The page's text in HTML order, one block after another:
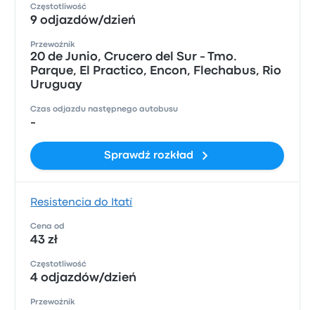
Częstotliwość
9 odjazdów/dzień
Przewoźnik
20 de Junio, Crucero del Sur - Tmo.
Parque, El Practico, Encon, Flechabus, Rio
Uruguay
Czas odjazdu następnego autobusu
-
Sprawdź rozkład
Resistencia do Itatí
Cena od
43 zł
Częstotliwość
4 odjazdów/dzień
Przewoźnik